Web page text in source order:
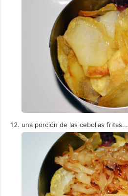
una porción de las cebollas fritas...